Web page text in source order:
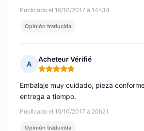
Publicado el 16/10/2017 à 14h34
Opinión traducida
A
Acheteur Vérifié
Nota: 5 de 5
Publicado el 15/10/2017 à 20h21
Embalaje muy cuidado, pieza
entrega a tiempo.
Opinión traducida